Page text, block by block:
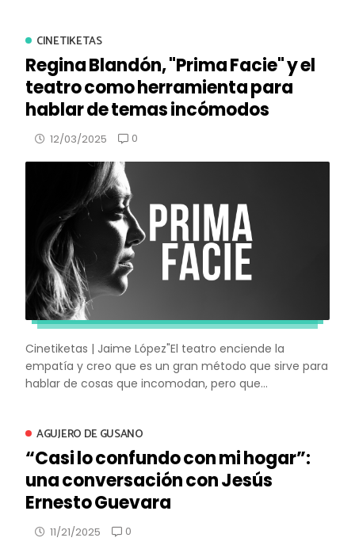
CINETIKETAS
Regina Blandón, "Prima Facie" y el
teatro como herramienta para
hablar de temas incómodos
12/03/2025 0
Cinetiketas | Jaime López"El teatro enciende la
empatía y creo que es un gran método que sirve para
hablar de cosas que incomodan, pero que...
AGUJERO DE GUSANO
“Casi lo confundo con mi hogar”:
una conversación con Jesús
Ernesto Guevara
11/21/2025 0